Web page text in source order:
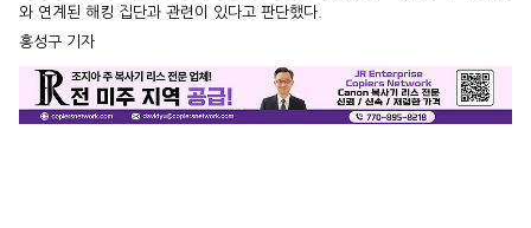
와 연계된 해킹 집단과 관련이 있다고 판단했다.
홍성구 기자